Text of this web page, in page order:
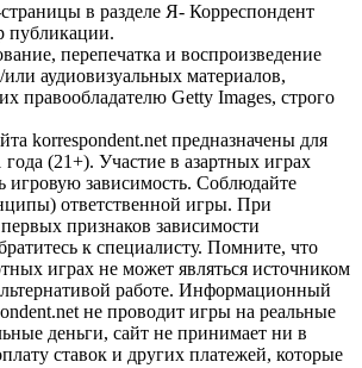
в разделе Я- Корреспондент
публикации.
перепечатка и воспроизведение
аудиовизуальных материалов,
правообладателю Getty Images, строго
korrespondent.net предназначены для
(21+). Участие в азартных играх
игровую зависимость. Соблюдайте
ответственной игры. При
признаков зависимости
к специалисту. Помните, что
играх не может являться источником
работе. Информационный
не проводит игры на реальные
деньги, сайт не принимает ни в
ставок и других платежей, которые